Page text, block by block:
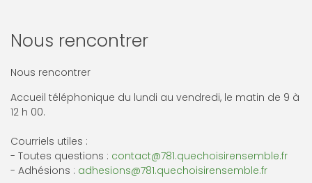
Nous rencontrer
Nous rencontrer
Accueil téléphonique du lundi au vendredi, le matin de 9 à
12 h 00.
Courriels utiles :
- Toutes questions : contact@781.quechoisirensemble.fr
- Adhésions : adhesions@781.quechoisirensemble.fr